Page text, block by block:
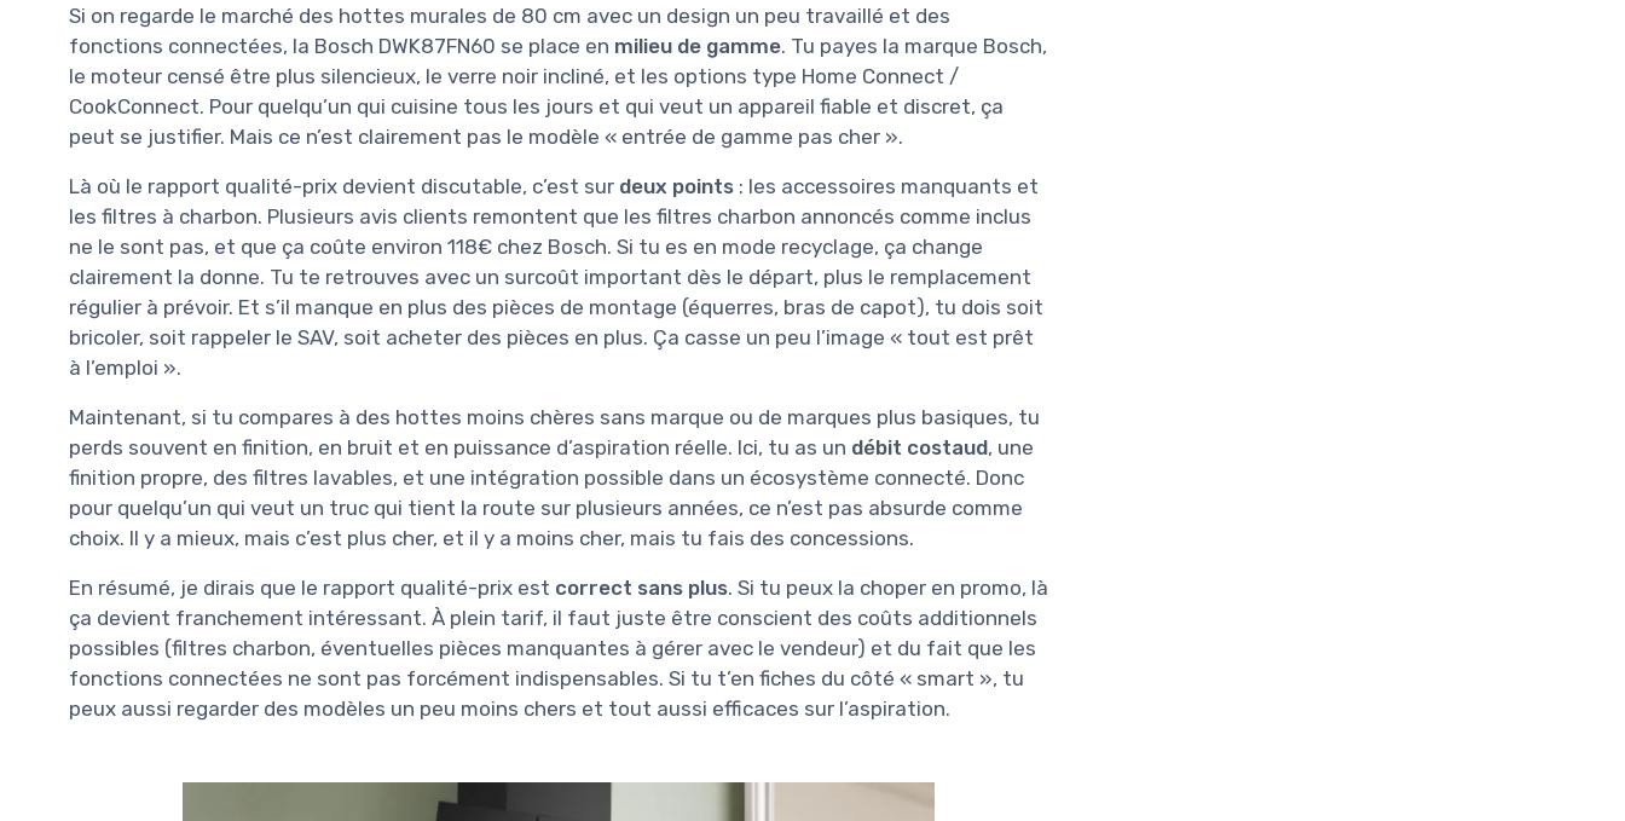
Si on regarde le marché des hottes murales de 80 cm avec un design un peu travaillé et des
fonctions connectées, la Bosch DWK87FN60 se place en milieu de gamme. Tu payes la marque Bosch,
le moteur censé être plus silencieux, le verre noir incliné, et les options type Home Connect /
CookConnect. Pour quelqu’un qui cuisine tous les jours et qui veut un appareil fiable et discret, ça
peut se justifier. Mais ce n’est clairement pas le modèle « entrée de gamme pas cher ».
Là où le rapport qualité-prix devient discutable, c’est sur deux points : les accessoires manquants et
les filtres à charbon. Plusieurs avis clients remontent que les filtres charbon annoncés comme inclus
ne le sont pas, et que ça coûte environ 118€ chez Bosch. Si tu es en mode recyclage, ça change
clairement la donne. Tu te retrouves avec un surcoût important dès le départ, plus le remplacement
régulier à prévoir. Et s’il manque en plus des pièces de montage (équerres, bras de capot), tu dois soit
bricoler, soit rappeler le SAV, soit acheter des pièces en plus. Ça casse un peu l’image « tout est prêt
à l’emploi ».
Maintenant, si tu compares à des hottes moins chères sans marque ou de marques plus basiques, tu
perds souvent en finition, en bruit et en puissance d’aspiration réelle. Ici, tu as un débit costaud, une
finition propre, des filtres lavables, et une intégration possible dans un écosystème connecté. Donc
pour quelqu’un qui veut un truc qui tient la route sur plusieurs années, ce n’est pas absurde comme
choix. Il y a mieux, mais c’est plus cher, et il y a moins cher, mais tu fais des concessions.
En résumé, je dirais que le rapport qualité-prix est correct sans plus. Si tu peux la choper en promo, là
ça devient franchement intéressant. À plein tarif, il faut juste être conscient des coûts additionnels
possibles (filtres charbon, éventuelles pièces manquantes à gérer avec le vendeur) et du fait que les
fonctions connectées ne sont pas forcément indispensables. Si tu t’en fiches du côté « smart », tu
peux aussi regarder des modèles un peu moins chers et tout aussi efficaces sur l’aspiration.